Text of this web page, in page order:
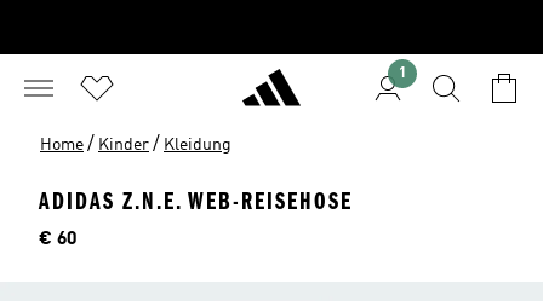
1
Home / Kinder / Kleidung
ADIDAS Z.N.E. WEB-REISEHOSE
Preis
€ 60